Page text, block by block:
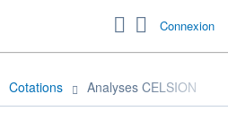
Connexion
Cotations Analyses CELSION